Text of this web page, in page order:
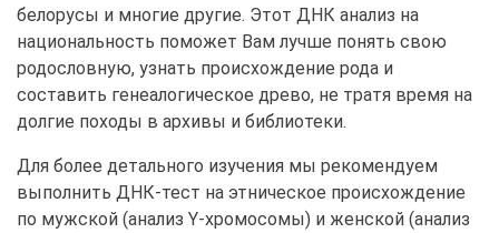
белорусы и многие другие. Этот ДНК анализ на
национальность поможет Вам лучше понять свою
родословную, узнать происхождение рода и
составить генеалогическое древо, не тратя время на
долгие походы в архивы и библиотеки.
Для более детального изучения мы рекомендуем
выполнить ДНК-тест на этническое происхождение
по мужской (анализ Y-хромосомы) и женской (анализ